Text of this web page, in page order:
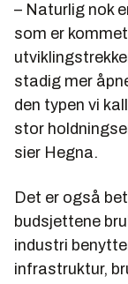
– Naturlig nok
som er
stadig mer
den typen vi
stor
sier Hegna.
Det er også
budsjettene
industri
infrastruktur,